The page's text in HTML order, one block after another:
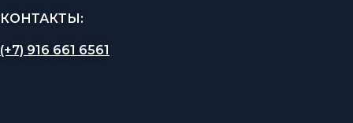
КОНТАКТЫ:
(+7) 916 661 6561